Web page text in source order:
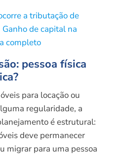
a tributação de
Ganho de capital na
completo
pessoa física
para locação ou
regularidade, a
é estrutural:
deve permanecer
migrar para uma pessoa